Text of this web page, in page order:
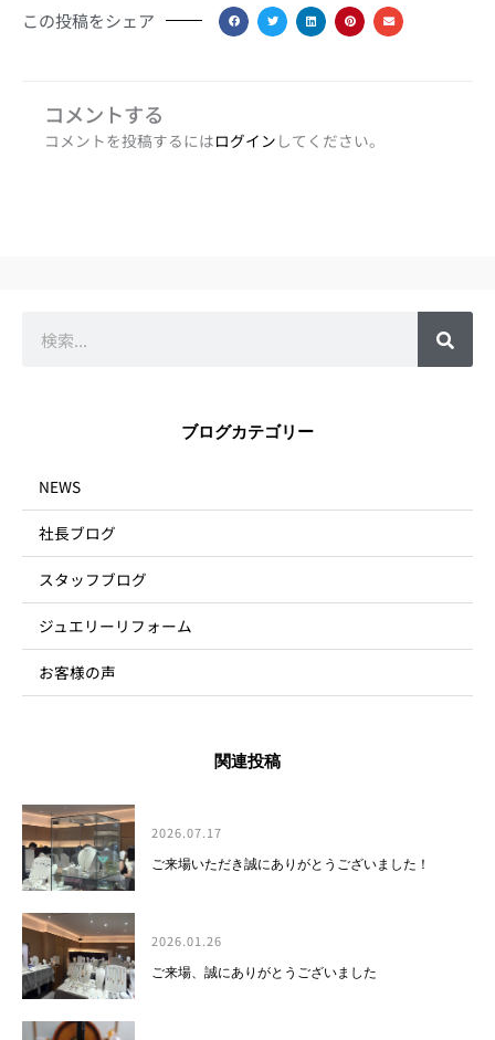
この投稿をシェア
コメントする
コメントを投稿するにはログイン してください。
ブログカテゴリー
NEWS
社長ブログ
スタッフブログ
ジュエリーリフォーム
お客様の声
関連投稿
2026.07.17
ご来場いただき誠にありがとうございました！
2026.01.26
ご来場、誠にありがとうございました